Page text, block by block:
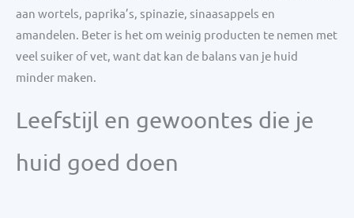
aan wortels, paprika’s, spinazie, sinaasappels en
amandelen. Beter is het om weinig producten te nemen met
veel suiker of vet, want dat kan de balans van je huid
minder maken.
Leefstijl en gewoontes die je
huid goed doen